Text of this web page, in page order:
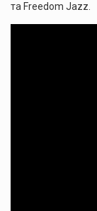
та Freedom Jazz.